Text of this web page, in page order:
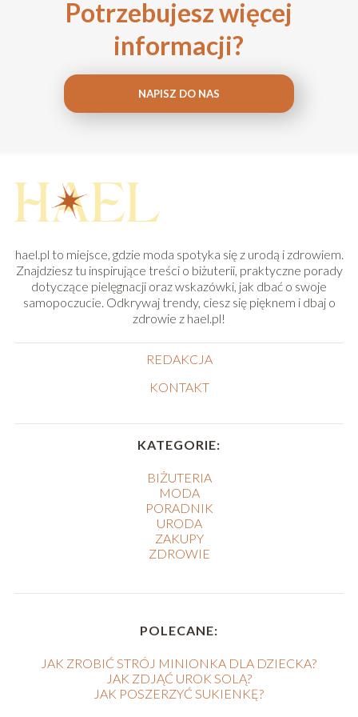
Potrzebujesz więcej
informacji?
NAPISZ DO NAS
hael.pl to miejsce, gdzie moda spotyka się z urodą i zdrowiem.
Znajdziesz tu inspirujące treści o biżuterii, praktyczne porady
dotyczące pielęgnacji oraz wskazówki, jak dbać o swoje
samopoczucie. Odkrywaj trendy, ciesz się pięknem i dbaj o
zdrowie z hael.pl!
REDAKCJA
KONTAKT
KATEGORIE:
BIŻUTERIA
MODA
PORADNIK
URODA
ZAKUPY
ZDROWIE
POLECANE:
JAK ZROBIĆ STRÓJ MINIONKA DLA DZIECKA?
JAK ZDJĄĆ UROK SOLĄ?
JAK POSZERZYĆ SUKIENKĘ?